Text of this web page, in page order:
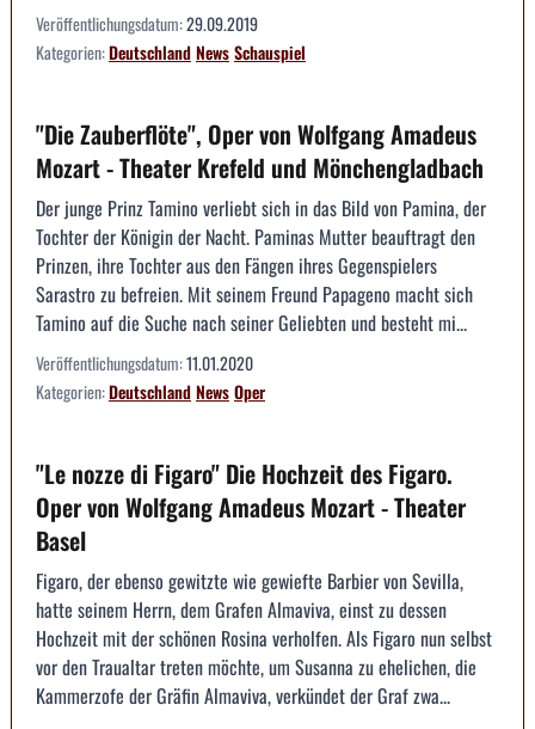
Veröffentlichungsdatum:29.09.2019
Kategorien:DeutschlandNewsSchauspiel
"Die Zauberflöte", Oper von Wolfgang Amadeus
Mozart - Theater Krefeld und Mönchengladbach
Der junge Prinz Tamino verliebt sich in das Bild von Pamina, der
Tochter der Königin der Nacht. Paminas Mutter beauftragt den
Prinzen, ihre Tochter aus den Fängen ihres Gegenspielers
Sarastro zu befreien. Mit seinem Freund Papageno macht sich
Tamino auf die Suche nach seiner Geliebten und besteht mi...
Veröffentlichungsdatum:11.01.2020
Kategorien:DeutschlandNewsOper
"Le nozze di Figaro" Die Hochzeit des Figaro.
Oper von Wolfgang Amadeus Mozart - Theater
Basel
Figaro, der ebenso gewitzte wie gewiefte Barbier von Sevilla,
hatte seinem Herrn, dem Grafen Almaviva, einst zu dessen
Hochzeit mit der schönen Rosina verholfen. Als Figaro nun selbst
vor den Traualtar treten möchte, um Susanna zu ehelichen, die
Kammerzofe der Gräfin Almaviva, verkündet der Graf zwa...